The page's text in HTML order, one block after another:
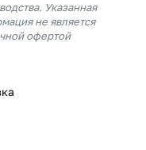
Указанная
не является
офертой